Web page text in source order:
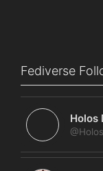
Fediverse
Holos